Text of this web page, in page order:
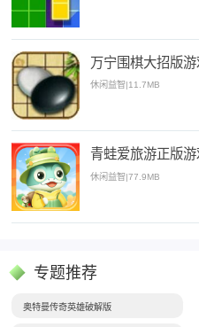
万宁围棋大招版
休闲益智 11.7MB
青蛙爱旅游正版游
休闲益智|77.9MB
专题推荐
奥特曼传奇英雄破解版